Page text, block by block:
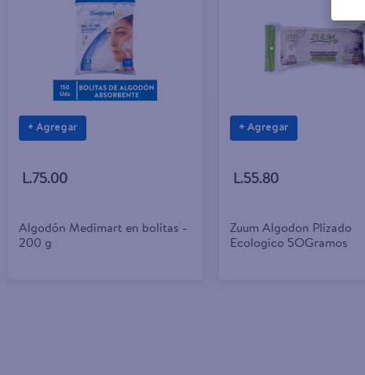
+ Agregar
L.75.00
Algodón Medimart en bolitas -
200 g
+ Agregar
L.55.80
Zuum Algodon Plizado
Ecologico 5OGramos